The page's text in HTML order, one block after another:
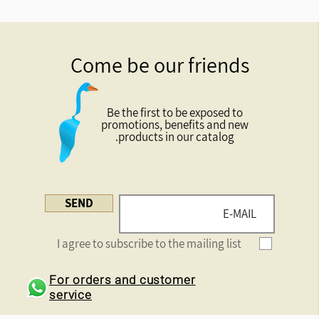
For orders and customer
service
Come be our friends
Be the first to be exposed to
promotions, benefits and new
products in our catalog.
SEND
I agree to subscribe to the mailing list